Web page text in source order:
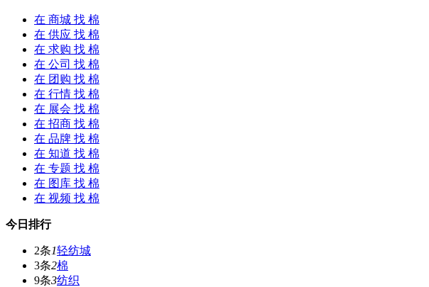
在 商城 找 棉
在 供应 找 棉
在 求购 找 棉
在 公司 找 棉
在 团购 找 棉
在 行情 找 棉
在 展会 找 棉
在 招商 找 棉
在 品牌 找 棉
在 知道 找 棉
在 专题 找 棉
在 图库 找 棉
在 视频 找 棉
今日排行
2条1轻纺城
3条2棉
9条3纺织